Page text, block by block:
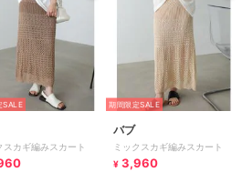
SALE
スカギ編みスカート
期間限定SALE
バブ
ミックスカギ編みスカート
¥ 3,960